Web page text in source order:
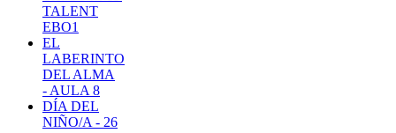
TALENT
EBO1
EL
LABERINTO
DEL ALMA
- AULA 8
DÍA DEL
NIÑO/A - 26